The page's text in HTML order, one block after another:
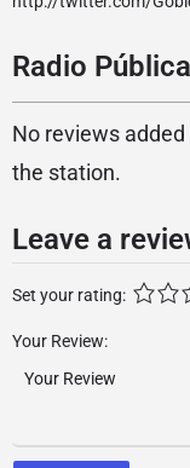
Radio
No reviews
the station.
Leave a
Set your rating:
Your Review: